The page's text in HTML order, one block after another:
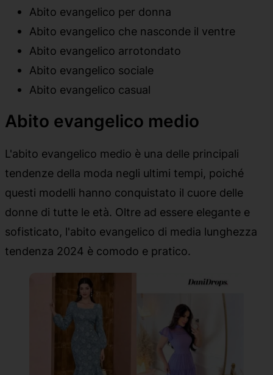
Abito evangelico per donna
Abito evangelico che nasconde il ventre
Abito evangelico arrotondato
Abito evangelico sociale
Abito evangelico casual
Abito evangelico medio
L'abito evangelico medio è una delle principali
tendenze della moda negli ultimi tempi, poiché
questi modelli hanno conquistato il cuore delle
donne di tutte le età. Oltre ad essere elegante e
sofisticato, l'abito evangelico di media lunghezza
tendenza 2024 è comodo e pratico.